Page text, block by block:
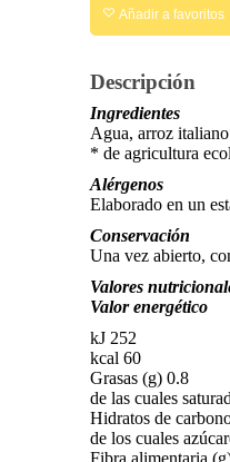
Añadir a favoritos
Descripción
Ingredientes
Agua, arroz
* de agricultura
Alérgenos
Elaborado en un
Conservación
Una vez abierto,
Valores
Valor energético
kJ 252
kcal 60
Grasas (g) 0.8
de las cuales
Hidratos de
de los cuales
Fibra alimentaria